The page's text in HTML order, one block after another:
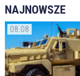
NAJNOWSZE
08.08